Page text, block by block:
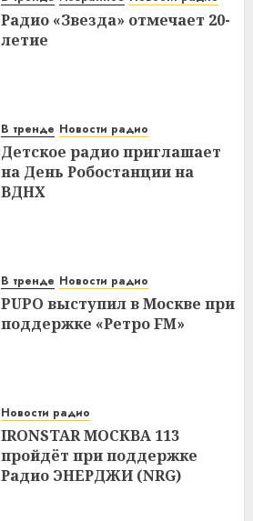
Радио «Звезда» отмечает 20-
летие
В тренде Новости радио
Детское радио приглашает
на День Робостанции на
ВДНХ
В тренде Новости радио
PUPO выступил в Москве при
поддержке «Ретро FM»
Новости радио
IRONSTAR МОСКВА 113
пройдёт при поддержке
Радио ЭНЕРДЖИ (NRG)